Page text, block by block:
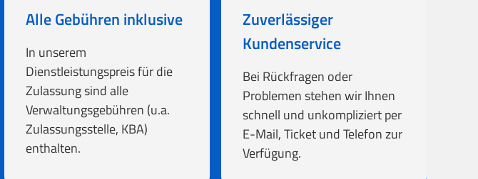
Alle Gebühren inklusive
In unserem
Dienstleistungspreis für die
Zulassung sind alle
Verwaltungsgebühren (u.a.
Zulassungsstelle, KBA)
enthalten.
Zuverlässiger
Kundenservice
Bei Rückfragen oder
Problemen stehen wir Ihnen
schnell und unkompliziert per
E-Mail, Ticket und Telefon zur
Verfügung.